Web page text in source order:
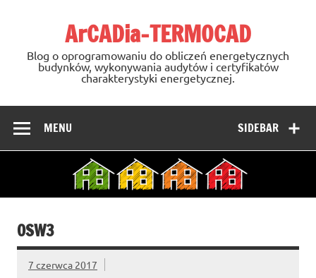
ArCADia-TERMOCAD
Blog o oprogramowaniu do obliczeń energetycznych
budynków, wykonywania audytów i certyfikatów
charakterystyki energetycznej.
SIDEBAR
MENU
OSW3
7 czerwca 2017